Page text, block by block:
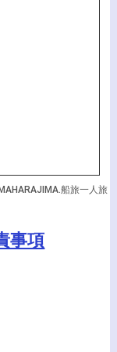
事項